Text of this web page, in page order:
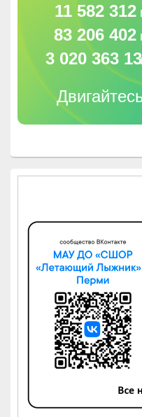
11 582 312
83 206 402
3 020 363